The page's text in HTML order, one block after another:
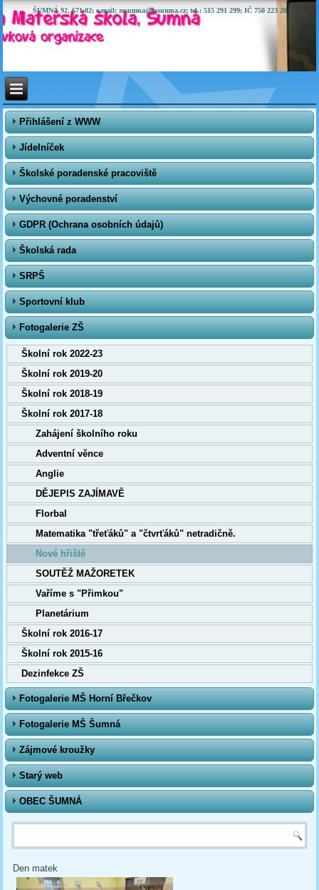
ŠUMNÁ 92, 671 02; e-mail: zssumna@zssumna.cz; tel.: 515 291 299; IČ 750 223 20
Přihlášení z WWW
Jídelníček
Školské poradenské pracoviště
Výchovné poradenství
GDPR (Ochrana osobních údajů)
Školská rada
SRPŠ
Sportovní klub
Fotogalerie ZŠ
Školní rok 2022-23
Školní rok 2019-20
Školní rok 2018-19
Školní rok 2017-18
Zahájení školního roku
Adventní věnce
Anglie
DĚJEPIS ZAJÍMAVĚ
Florbal
Matematika "třeťáků" a "čtvrťáků" netradičně.
Nové hřiště
SOUTĚŽ MAŽORETEK
Vaříme s "Přimkou"
Planetárium
Školní rok 2016-17
Školní rok 2015-16
Dezinfekce ZŠ
Fotogalerie MŠ Horní Břečkov
Fotogalerie MŠ Šumná
Zájmové kroužky
Starý web
OBEC ŠUMNÁ
Vyhledávání
Den matek